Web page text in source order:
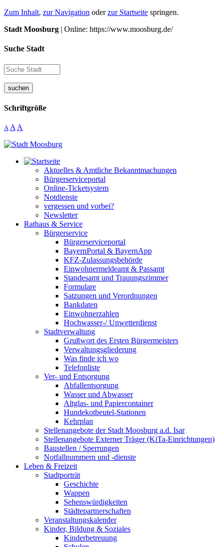
Zum Inhalt, zur Navigation oderzur Startseite springen.
Stadt Moosburg | Online: https://www.moosburg.de/
Suche Stadt
suchen
Schriftgröße
A A A
Aktuelles & Amtliche Bekanntmachungen
Bürgerserviceportal
Online-Ticketsystem
Notdienste
vergessen und vorbei?
Newsletter
Rathaus & Service
Bürgerservice
Bürgerserviceportal
BayernPortal & BayernApp
KFZ-Zulassungsbehörde
Einwohnermeldeamt & Passamt
Standesamt und Trauungszimmer
Formulare
Satzungen und Verordnungen
Bankdaten
Einwohnerzahlen
Hochwasser-/ Unwetterdienst
Stadtverwaltung
Grußwort des Ersten Bürgermeisters
Verwaltungsgliederung
Was finde ich wo
Telefonliste
Ver- und Entsorgung
Abfallentsorgung
Wasser und Abwasser
Altglas- und Papiercontainer
Hundekotbeutel-Stationen
Kehrplan
Stellenangebote der Stadt Moosburg a.d. Isar
Stellenangebote Externer Träger (KiTa-Einrichtungen)
Baustellen / Sperrungen
Notfallnummern und -dienste
Leben & Freizeit
Stadtporträt
Geschichte
Wappen
Sehenswürdigkeiten
Städtepartnerschaften
Veranstaltungskalender
Kinder, Bildung & Soziales
Kinderbetreuung